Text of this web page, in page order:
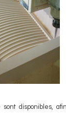
disponibles,